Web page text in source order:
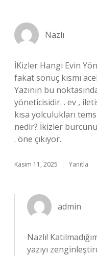
Nazlı
İKizler Hangi Evin
fakat sonuç kısmı
Yazının bu
yöneticisidir. . ev ,
kısa yolculukları
nedir? İkizler
. öne çıkıyor.
Kasım 11, 2025 Yanıtla
admin
Nazlı!
yazıyı